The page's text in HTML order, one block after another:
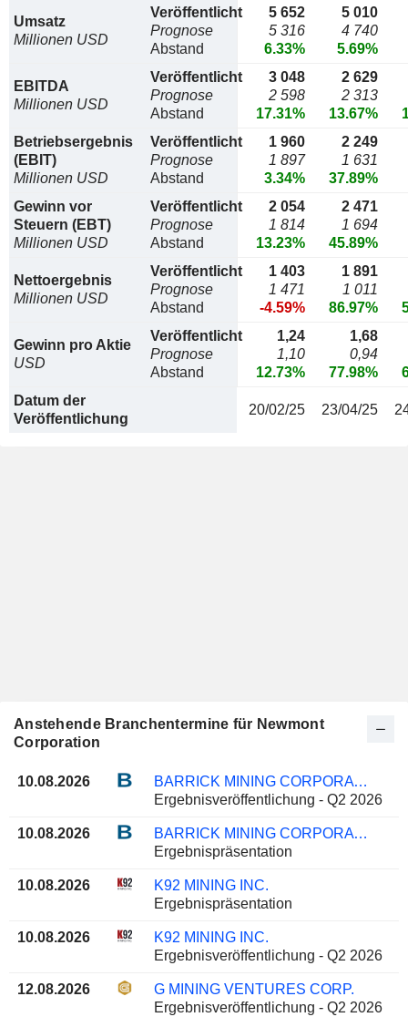
Umsatz
Millionen USD
Veröffentlicht
Prognose
Abstand
5 652
5 316
6.33%
5 010
4 740
5.69%
EBITDA
Millionen USD
Veröffentlicht
Prognose
Abstand
3 048
2 598
17.31%
2 629
2 313
13.67%
Betriebsergebnis
(EBIT)
Millionen USD
Veröffentlicht
Prognose
Abstand
1 960
1 897
3.34%
2 249
1 631
37.89%
Gewinn vor
Steuern (EBT)
Millionen USD
Veröffentlicht
Prognose
Abstand
2 054
1 814
13.23%
2 471
1 694
45.89%
Nettoergebnis
Millionen USD
Veröffentlicht
Prognose
Abstand
1 403
1 471
-4.59%
1 891
1 011
86.97%
Gewinn pro Aktie
USD
Veröffentlicht
Prognose
Abstand
1,24
1,10
12.73%
1,68
0,94
77.98%
Datum der
Veröffentlichung
20/02/25 23/04/25
Anstehende Branchentermine für Newmont
Corporation
10.08.2026
BARRICK MINING CORPORATION
Ergebnisveröffentlichung - Q2 2026
10.08.2026
BARRICK MINING CORPORATION
Ergebnispräsentation
10.08.2026
K92 MINING INC.
Ergebnispräsentation
10.08.2026
K92 MINING INC.
Ergebnisveröffentlichung - Q2 2026
12.08.2026
G MINING VENTURES CORP.
Ergebnisveröffentlichung - Q2 2026